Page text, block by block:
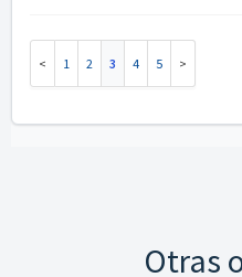
1 2 3 4 5
Otras